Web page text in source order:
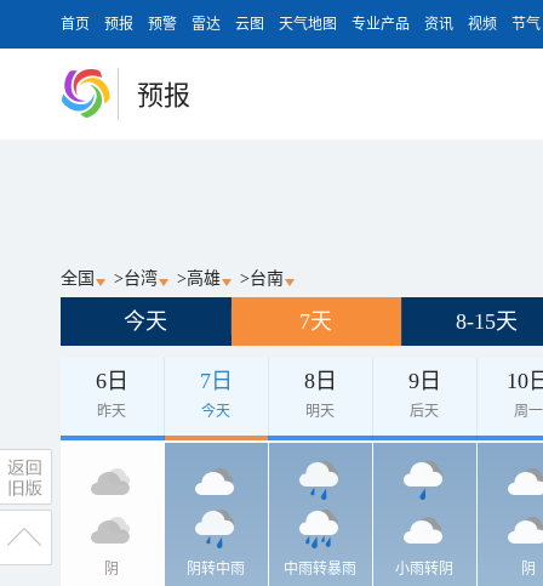
首页 预报 预警 雷达 云图 天气地图 专业产品 资讯 视频 节气
预报
全国 >台湾 >高雄 >台南
今天 7天 8-15天
6日
昨天
7日
今天
8日
明天
9日
后天
10
周一
阴 阴转中雨 中雨转暴雨 小雨转阴 阴